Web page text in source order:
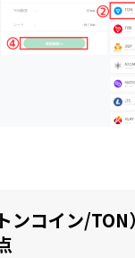
ンコイン/TON